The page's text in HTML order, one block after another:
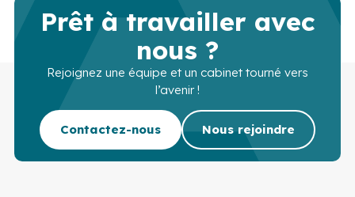
Prêt à travailler avec
nous ?
Rejoignez une équipe et un cabinet tourné vers
l’avenir !
Contactez-nous Nous rejoindre